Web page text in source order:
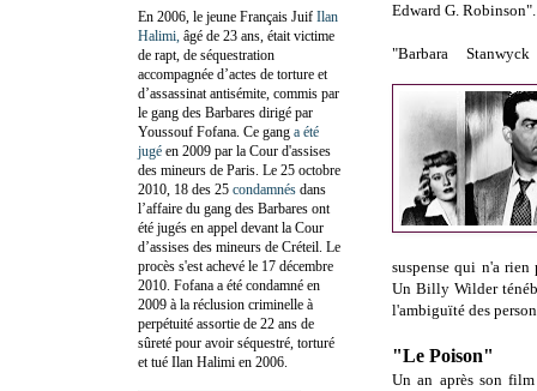
Edward G. Robinson".
"Barbara
suspense qui n'a
Un Billy Wilder
l'ambiguïté des
"Le Poison"
Un an après son
En 2006, le jeune Français Juif Ilan
Halimi, âgé de 23 ans, était victime
de rapt, de séquestration
accompagnée d’actes de torture et
d’assassinat antisémite, commis par
le gang des Barbares dirigé par
Youssouf Fofana. Ce gang a été
jugé en 2009 par la Cour d'assises
des mineurs de Paris. Le 25 octobre
2010, 18 des 25 condamnés dans
l’affaire du gang des Barbares ont
été jugés en appel devant la Cour
d’assises des mineurs de Créteil. Le
procès s'est achevé le 17 décembre
2010. Fofana a été condamné en
2009 à la réclusion criminelle à
perpétuité assortie de 22 ans de
sûreté pour avoir séquestré, torturé
et tué Ilan Halimi en 2006.